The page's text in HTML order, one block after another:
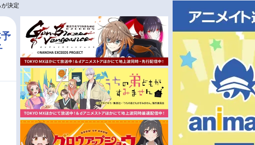
配信・Vtuber トレンド 無料マンガ
曜日別一覧 秋アニメ
冬アニメ
決定